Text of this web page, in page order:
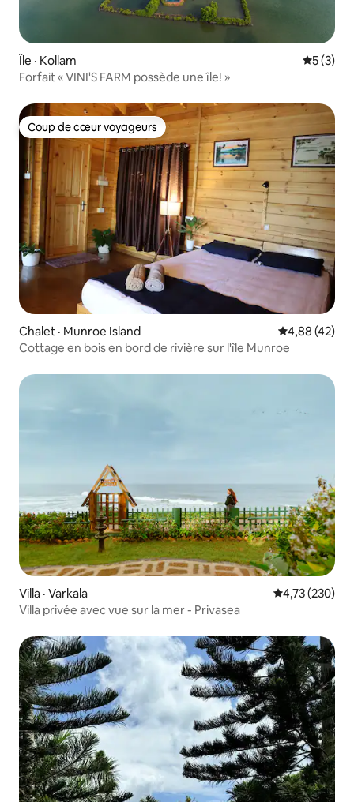
Île · Kollam Note
5 (3)
Forfait « VINI'S FARM possède une île! »
Coup de cœur voyageurs
Coup de cœur voyageurs
Chalet · Munroe Island Note
4,88 (42)
Cottage en bois en bord de rivière sur l'île Munroe
Villa · Varkala Note
4,73 (230)
Villa privée avec vue sur la mer - Privasea